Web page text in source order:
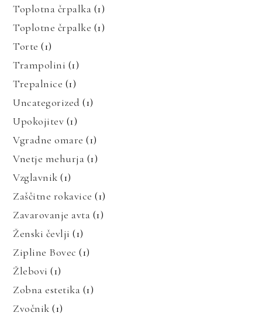
Toplotna črpalka (1)
Toplotne črpalke (1)
Torte (1)
Trampolini (1)
Trepalnice (1)
Uncategorized (1)
Upokojitev (1)
Vgradne omare (1)
Vnetje mehurja (1)
Vzglavnik (1)
Zaščitne rokavice (1)
Zavarovanje avta (1)
Ženski čevlji (1)
Zipline Bovec (1)
Žlebovi (1)
Zobna estetika (1)
Zvočnik (1)